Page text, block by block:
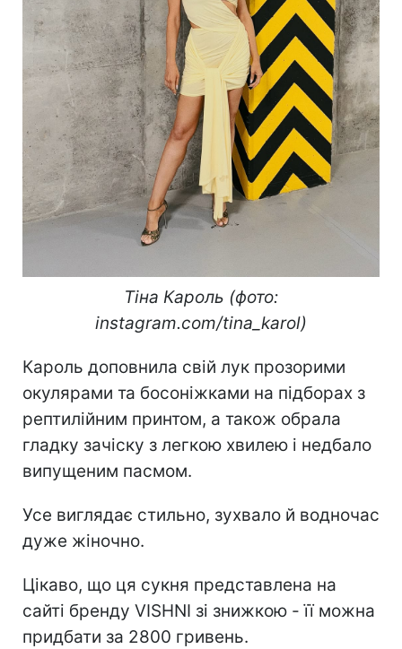
Тіна Кароль (фото:
instagram.com/tina_karol)
Кароль доповнила свій лук прозорими
окулярами та босоніжками на підборах з
рептилійним принтом, а також обрала
гладку зачіску з легкою хвилею і недбало
випущеним пасмом.
Усе виглядає стильно, зухвало й водночас
дуже жіночно.
Цікаво, що ця сукня представлена на
сайті бренду VISHNI зі знижкою - її можна
придбати за 2800 гривень.